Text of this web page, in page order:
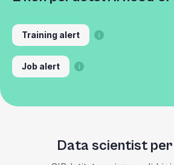
Training alert
Job alert
Data scientist